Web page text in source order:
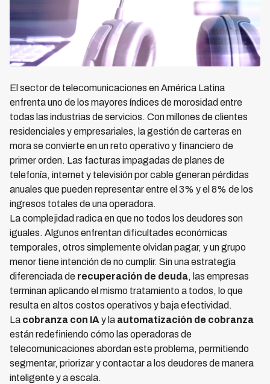
El sector de telecomunicaciones en América Latina
enfrenta uno de los mayores índices de morosidad entre
todas las industrias de servicios. Con millones de clientes
residenciales y empresariales, la gestión de carteras en
mora se convierte en un reto operativo y financiero de
primer orden. Las facturas impagadas de planes de
telefonía, internet y televisión por cable generan pérdidas
anuales que pueden representar entre el 3% y el 8% de los
ingresos totales de una operadora.
La complejidad radica en que no todos los deudores son
iguales. Algunos enfrentan dificultades económicas
temporales, otros simplemente olvidan pagar, y un grupo
menor tiene intención de no cumplir. Sin una estrategia
diferenciada de recuperación de deuda, las empresas
terminan aplicando el mismo tratamiento a todos, lo que
resulta en altos costos operativos y baja efectividad.
La cobranza con IA y la automatización de cobranza
están redefiniendo cómo las operadoras de
telecomunicaciones abordan este problema, permitiendo
segmentar, priorizar y contactar a los deudores de manera
inteligente y a escala.